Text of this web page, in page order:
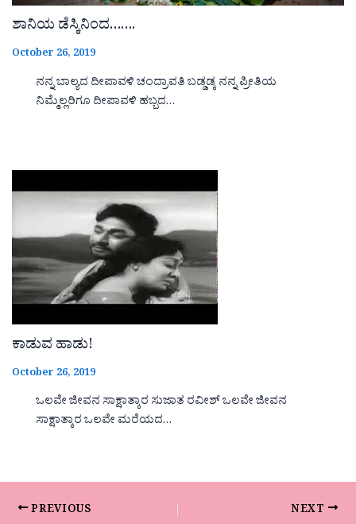
ಶಾನಿಯ ಡೆಸ್ಕಿನಿಂದ…….
October 26, 2019
ನನ್ನ ಬಾಲ್ಯದ ದೀಪಾವಳಿ ಚಂದ್ರಾವತಿ ಬಡ್ಡಡ್ಕ ನನ್ನ ಪ್ರೀತಿಯ
ನಿಮ್ಮೆಲ್ಲರಿಗೂ ದೀಪಾವಳಿ ಹಬ್ಬದ…
ಕಾಡುವ ಹಾಡು!
October 26, 2019
ಒಲವೇ ಜೀವನ ಸಾಕ್ಷಾತ್ಕಾರ ಸುಜಾತ ರವೀಶ್ ಒಲವೇ ಜೀವನ
ಸಾಕ್ಷಾತ್ಕಾರ ಒಲವೇ ಮರೆಯದ…
PREVIOUS NEXT